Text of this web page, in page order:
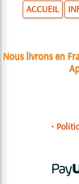
ACCUEIL
Nous livrons en
•